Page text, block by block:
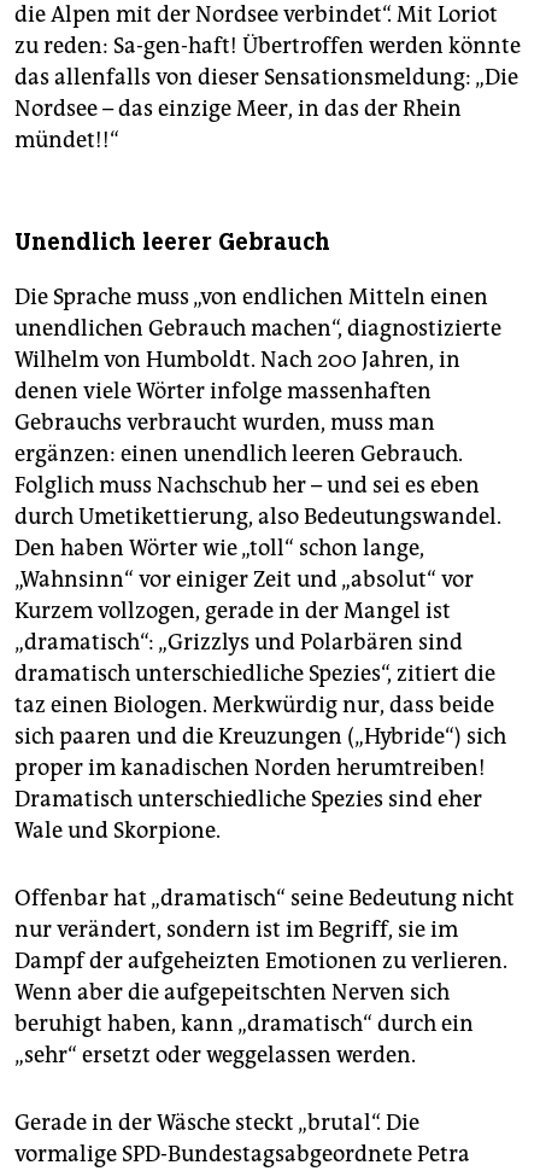
die Alpen mit der Nordsee verbindet“. Mit Loriot
zu reden: Sa-gen-haft! Übertroffen werden könnte
das allenfalls von dieser Sensationsmeldung: „Die
Nordsee – das einzige Meer, in das der Rhein
mündet!!“
Unendlich leerer Gebrauch
Die Sprache muss „von endlichen Mitteln einen
unendlichen Gebrauch machen“, diagnostizierte
Wilhelm von Humboldt. Nach 200 Jahren, in
denen viele Wörter infolge massenhaften
Gebrauchs verbraucht wurden, muss man
ergänzen: einen unendlich leeren Gebrauch.
Folglich muss Nachschub her – und sei es eben
durch Umetikettierung, also Bedeutungswandel.
Den haben Wörter wie „toll“ schon lange,
„Wahnsinn“ vor einiger Zeit und „absolut“ vor
Kurzem vollzogen, gerade in der Mangel ist
„dramatisch“: „Grizzlys und Polarbären sind
dramatisch unterschiedliche Spezies“, zitiert die
taz einen Biologen. Merkwürdig nur, dass beide
sich paaren und die Kreuzungen („Hybride“) sich
proper im kanadischen Norden herumtreiben!
Dramatisch unterschiedliche Spezies sind eher
Wale und Skorpione.
Offenbar hat „dramatisch“ seine Bedeutung nicht
nur verändert, sondern ist im Begriff, sie im
Dampf der aufgeheizten Emotionen zu verlieren.
Wenn aber die aufgepeitschten Nerven sich
beruhigt haben, kann „dramatisch“ durch ein
„sehr“ ersetzt oder weggelassen werden.
Gerade in der Wäsche steckt „brutal“. Die
vormalige SPD-Bundestagsabgeordnete Petra